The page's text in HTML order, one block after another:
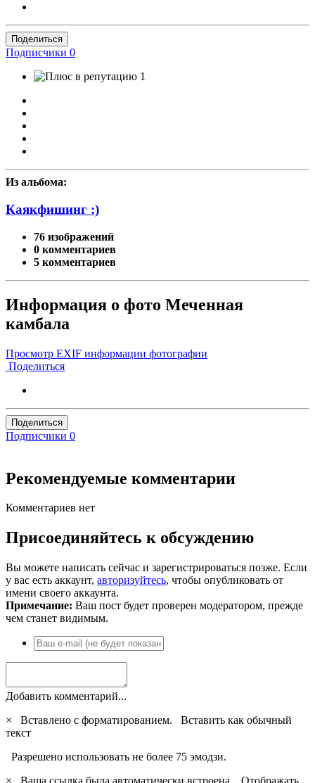
Поделиться
Подписчики 0
1
Из альбома:
Каякфишинг :)
76 изображений
0 комментариев
5 комментариев
Информация о фото Меченная
камбала
Просмотр EXIF информации фотографии
Поделиться
Поделиться
Подписчики 0
Рекомендуемые комментарии
Комментариев нет
Присоединяйтесь к обсуждению
Вы можете написать сейчас и зарегистрироваться позже. Если
у вас есть аккаунт, авторизуйтесь, чтобы опубликовать от
имени своего аккаунта.
Примечание: Ваш пост будет проверен модератором, прежде
чем станет видимым.
Добавить комментарий...
×
Вставлено с форматированием. Вставить как обычный
текст
Разрешено использовать не более 75 эмодзи.